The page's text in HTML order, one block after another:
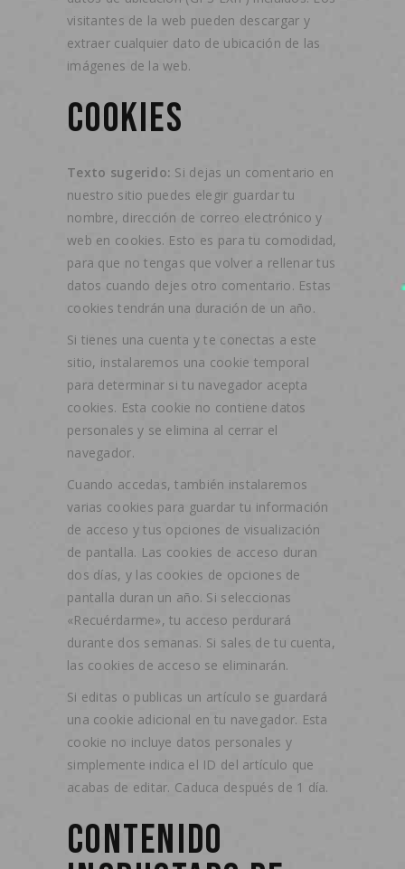
visitantes de la web pueden descargar y
extraer cualquier dato de ubicación de las
imágenes de la web.
COOKIES
Texto sugerido: Si dejas un comentario en
nuestro sitio puedes elegir guardar tu
nombre, dirección de correo electrónico y
web en cookies. Esto es para tu comodidad,
para que no tengas que volver a rellenar tus
datos cuando dejes otro comentario. Estas
cookies tendrán una duración de un año.
Si tienes una cuenta y te conectas a este
sitio, instalaremos una cookie temporal
para determinar si tu navegador acepta
cookies. Esta cookie no contiene datos
personales y se elimina al cerrar el
navegador.
Cuando accedas, también instalaremos
varias cookies para guardar tu información
de acceso y tus opciones de visualización
de pantalla. Las cookies de acceso duran
dos días, y las cookies de opciones de
pantalla duran un año. Si seleccionas
«Recuérdarme», tu acceso perdurará
durante dos semanas. Si sales de tu cuenta,
las cookies de acceso se eliminarán.
Si editas o publicas un artículo se guardará
una cookie adicional en tu navegador. Esta
cookie no incluye datos personales y
simplemente indica el ID del artículo que
acabas de editar. Caduca después de 1 día.
CONTENIDO